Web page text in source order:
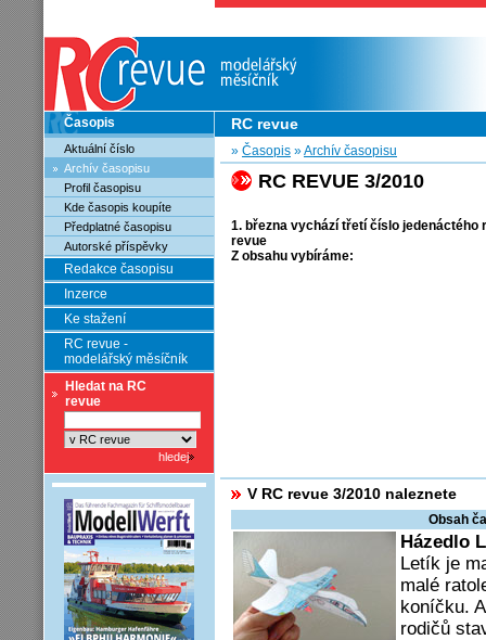
Časopis
Aktuální číslo
Archív časopisu
Profil časopisu
Kde časopis koupíte
Předplatné časopisu
Autorské příspěvky
Redakce časopisu
Inzerce
Ke stažení
RC revue -
modelářský měsíčník
Hledat na RC
revue
RC revue
» Časopis »Archív časopisu
RC REVUE 3/2010
1. března vychází třetí číslo jedenáctého
revue
Z obsahu vybíráme:
V RC revue 3/2010 naleznete
Obsah
Házedlo
Letík je
malé
koníčku.
rodičů